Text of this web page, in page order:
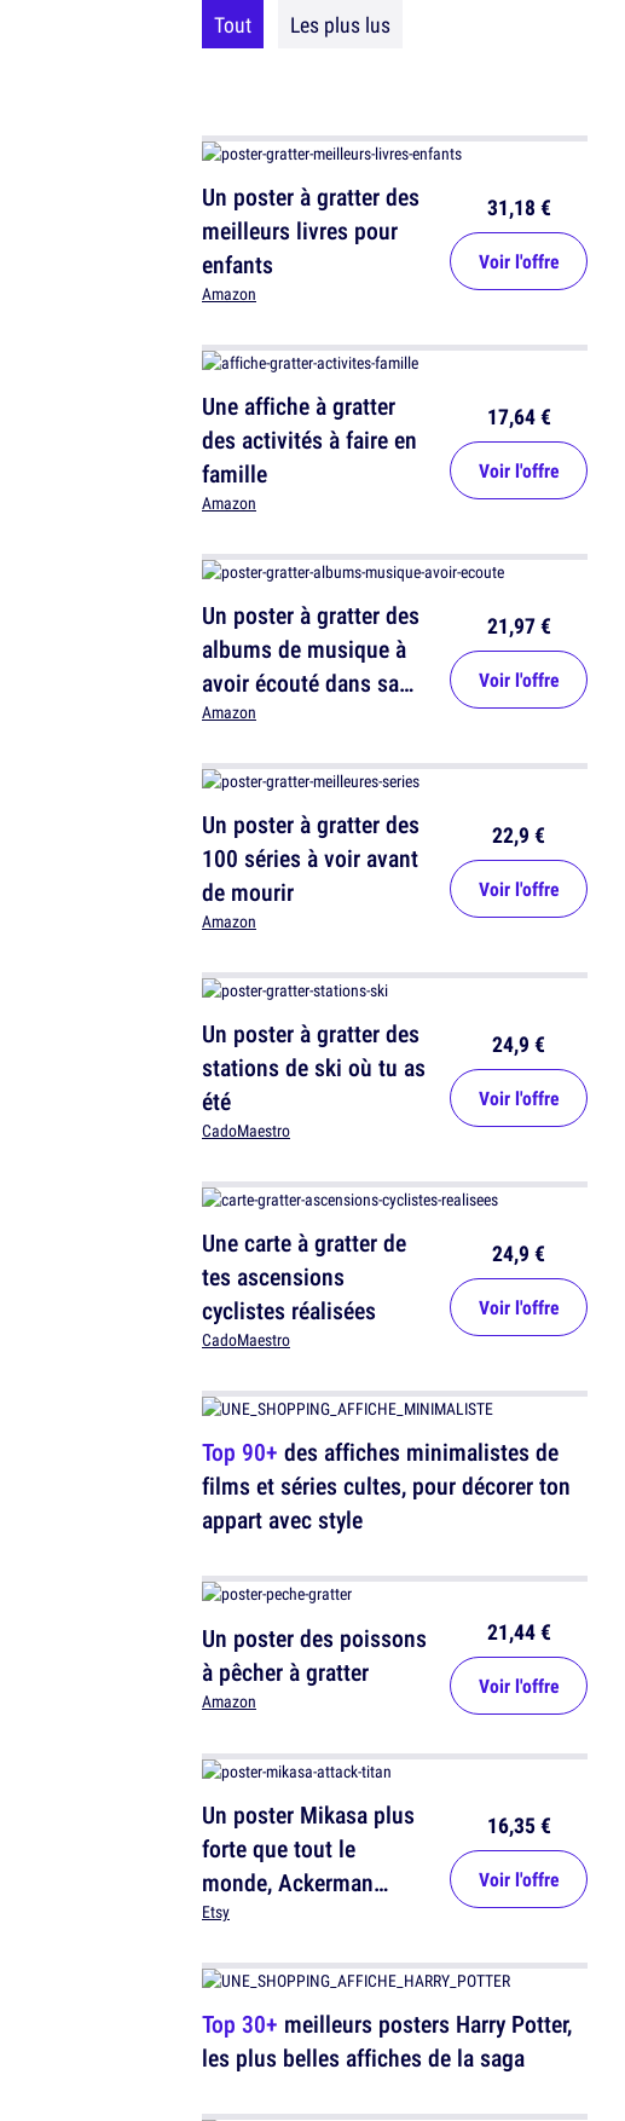
Tout Les plus lus
Un poster à gratter des
meilleurs livres pour
enfants
Amazon
31,18 €
Voir l'offre
Une affiche à gratter
des activités à faire en
famille
Amazon
17,64 €
Voir l'offre
Un poster à gratter des
albums de musique à
avoir écouté dans sa
vie
Amazon
21,97 €
Voir l'offre
Un poster à gratter des
100 séries à voir avant
de mourir
Amazon
22,9 €
Voir l'offre
Un poster à gratter des
stations de ski où tu as
été
CadoMaestro
24,9 €
Voir l'offre
Une carte à gratter de
tes ascensions
cyclistes réalisées
CadoMaestro
24,9 €
Voir l'offre
Top 90+ des affiches minimalistes de
films et séries cultes, pour décorer ton
appart avec style
Un poster des poissons
à pêcher à gratter
Amazon
21,44 €
Voir l'offre
Un poster Mikasa plus
forte que tout le
monde, Ackerman
power !
Etsy
16,35 €
Voir l'offre
Top 30+ meilleurs posters Harry Potter,
les plus belles affiches de la saga